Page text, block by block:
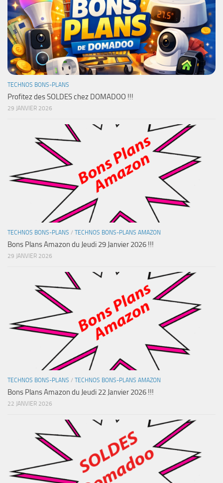
TECHNOS BONS-PLANS
Profitez des SOLDES chez DOMADOO !!!
29 JANVIER 2026
TECHNOS BONS-PLANS / TECHNOS BONS-PLANS AMAZON
Bons Plans Amazon du Jeudi 29 Janvier 2026 !!!
29 JANVIER 2026
TECHNOS BONS-PLANS / TECHNOS BONS-PLANS AMAZON
Bons Plans Amazon du Jeudi 22 Janvier 2026 !!!
22 JANVIER 2026